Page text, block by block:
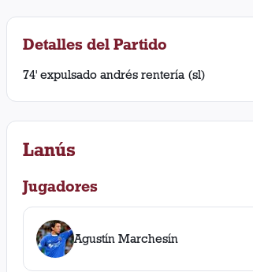
Detalles del Partido
74' expulsado andrés rentería (sl)
Lanús
Jugadores
Agustín Marchesín